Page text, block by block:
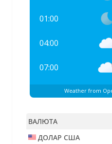
01:00
04:00
07:00
Weather from
ВАЛЮТА
ДОЛАР США